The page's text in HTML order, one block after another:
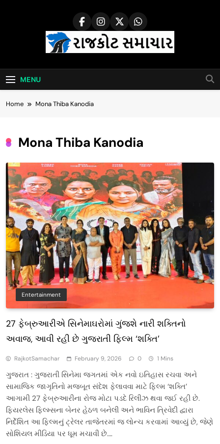
Rajkot Samachar
MENU
Home Mona Thiba Kanodia
Mona Thiba Kanodia
Entertainment
27 ફેબ્રુઆરીએ સિનેમાઘરોમાં ગુંજશે નારી શક્તિનો
અવાજ, આવી રહી છે ગુજરાતી ફિલ્મ ‘શક્તિ’
RajkotSamachar February 9, 2026 0 1 Mins
ગુજરાત : ગુજરાતી સિનેમા જગતમાં એક નવો ઇતિહાસ રચવા અને
સામાજિક જાગૃતિનો મજબૂત સંદેશ ફેલાવવા માટે ફિલ્મ ‘શક્તિ’
આગામી 27 ફેબ્રુઆરીના રોજ મોટા પડદે રિલીઝ થવા જઈ રહી છે.
ફિયરલેસ ફિલ્મ્સના બેનર હેઠળ બનેલી અને ભાવિન ત્રિવેદી દ્વારા
નિર્દેશિત આ ફિલ્મનું ટ્રેલર તાજેતરમાં જ લોન્ચ કરવામાં આવ્યું છે, જેણે
સોશિયલ મીડિયા પર ધૂમ મચાવી છે….